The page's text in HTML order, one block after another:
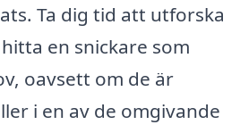
Ta dig tid att utforska
en snickare som
oavsett om de är
i en av de omgivande